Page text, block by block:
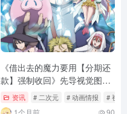
《借出去的魔力要用【分期还
款】强制收回》先导视觉图公
开
资讯 # 二次元 # 动画情报 # 视觉
1个月前 90